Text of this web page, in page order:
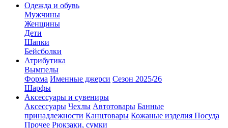
Одежда и обувь
Мужчины
Женщины
Дети
Шапки
Бейсболки
Атрибутика
Вымпелы
Форма Именные джерси Сезон 2025/26
Шарфы
Аксессуары и сувениры
Аксессуары Чехлы Автотовары Банные
принадлежности Канцтовары Кожаные изделия Посуда
Прочее Рюкзаки, сумки